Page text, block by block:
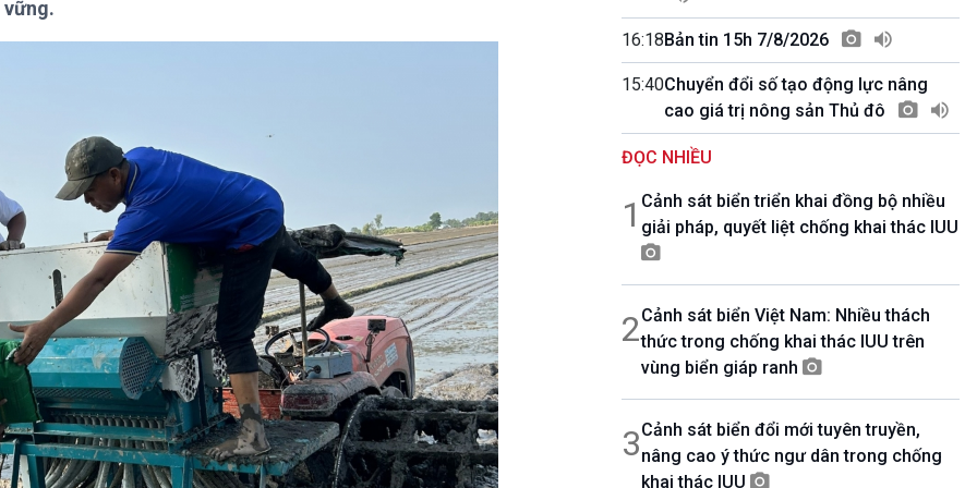
Chát với người nổi tiếng
Câu chuyện Thể thao
Infographic
Câu chuyện thời sự
Dòng chảy sự kiện
Đối thoại
Diễn đàn chủ nhật
Chuyện đêm
16:18Bản tin 15h 7/8/2026
15:40Chuyển đổi số tạo động lực nâng
cao giá trị nông sản Thủ đô
ĐỌC NHIỀU
1 Cảnh sát biển triển khai đồng bộ nhiều
giải pháp, quyết liệt chống khai thác IUU
2Cảnh sát biển Việt Nam: Nhiều thách
thức trong chống khai thác IUU trên
vùng biển giáp ranh
3Cảnh sát biển đổi mới tuyên truyền,
nâng cao ý thức ngư dân trong chống
khai thác IUU